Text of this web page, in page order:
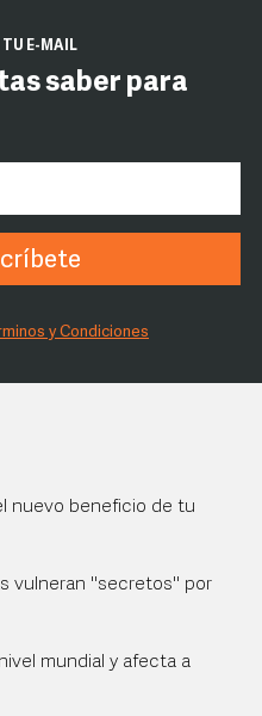
TU E-MAIL
saber para
y Condiciones
nuevo beneficio de tu
vulneran "secretos" por
mundial y afecta a